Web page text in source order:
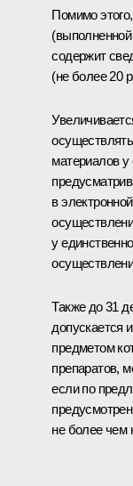
Помимо
(выполненной
содержит
(не более 20
материалов у
в
у
Также до 31
допускается
предметом
препаратов,
если по
не более чем